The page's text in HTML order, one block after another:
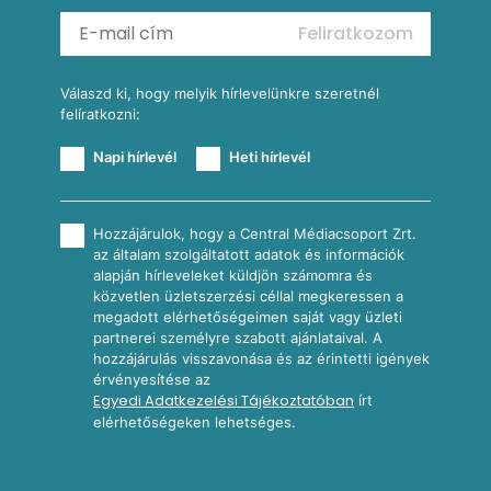
Reggeli receptek
Feliratkozom
Válaszd ki, hogy melyik hírlevelünkre szeretnél
felíratkozni:
Napi hírlevél Heti hírlevél
Hozzájárulok, hogy a Central Médiacsoport Zrt.
az általam szolgáltatott adatok és információk
alapján hírleveleket küldjön számomra és
közvetlen üzletszerzési céllal megkeressen a
megadott elérhetőségeimen saját vagy üzleti
partnerei személyre szabott ajánlataival. A
hozzájárulás visszavonása és az érintetti igények
érvényesítése az
Egyedi Adatkezelési Tájékoztatóban írt
elérhetőségeken lehetséges.